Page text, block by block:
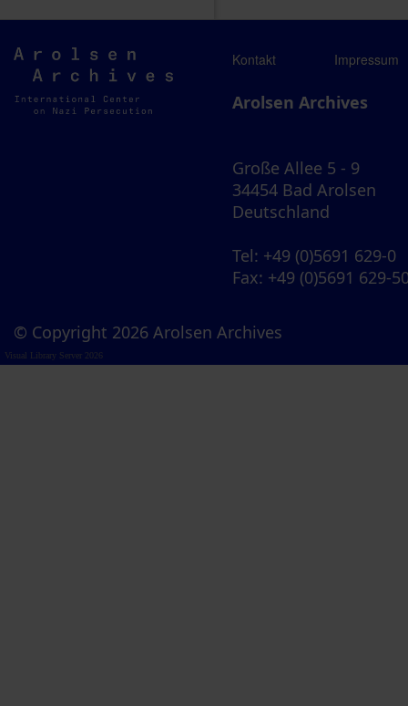
Arolsen
Archives
Kontakt Impressum
Arolsen Archives
Große Allee 5 - 9
34454 Bad Arolsen
Deutschland
Tel: +49 (0)5691 629-0
Fax: +49 (0)5691 629-
© Copyright 2026 Arolsen Archives
Visual Library Server 2026